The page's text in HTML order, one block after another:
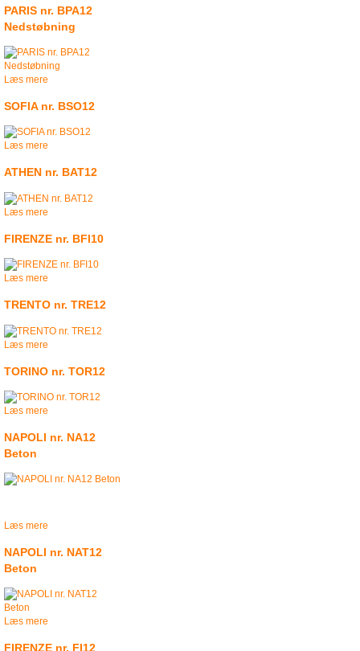
PARIS nr. BPA12
Nedstøbning
Læs mere
SOFIA nr. BSO12
Læs mere
ATHEN nr. BAT12
Læs mere
FIRENZE nr. BFI10
Læs mere
TRENTO nr. TRE12
Læs mere
TORINO nr. TOR12
Læs mere
NAPOLI nr. NA12
Beton
Læs mere
NAPOLI nr. NAT12
Beton
Læs mere
FIRENZE nr. FI12